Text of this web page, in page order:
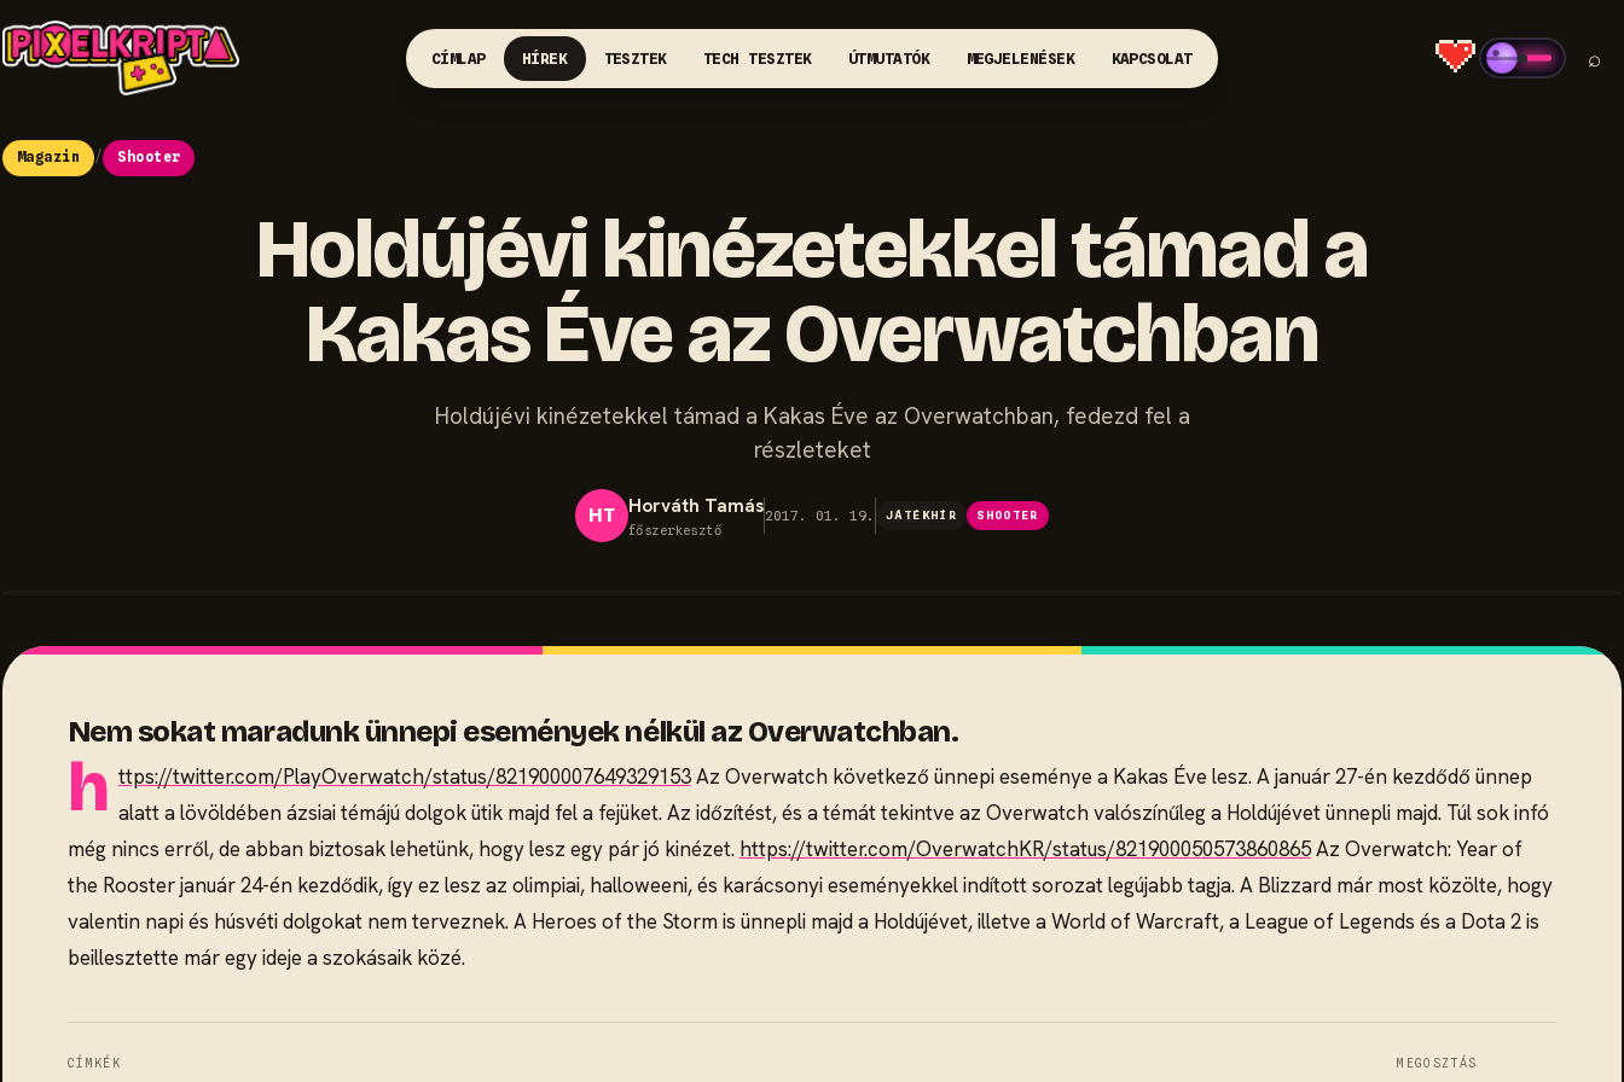
CÍMLAP HÍREK TESZTEK TECH TESZTEK ÚTMUTATÓK MEGJELENÉSEK KAPCSOLAT ⌕
Magazin / Shooter
Holdújévi kinézetekkel támad a
Kakas Éve az Overwatchban
Holdújévi kinézetekkel támad a Kakas Éve az Overwatchban, fedezd fel a
részleteket
HT Horváth Tamás
főszerkesztő
2017. 01. 19. JÁTÉKHÍR SHOOTER
Nem sokat maradunk ünnepi események nélkül az Overwatchban.
h ttps://twitter.com/PlayOverwatch/status/821900007649329153Az Overwatch következő ünnepi eseménye a Kakas Éve lesz. A január 27-én kezdődő ünnep
alatt a lövöldében ázsiai témájú dolgok ütik majd fel a fejüket. Az időzítést, és a témát tekintve az Overwatch valószínűleg a Holdújévet ünnepli majd. Túl sok infó
még nincs erről, de abban biztosak lehetünk, hogy lesz egy pár jó kinézet. https://twitter.com/OverwatchKR/status/821900050573860865Az Overwatch: Year of
the Rooster január 24-én kezdődik, így ez lesz az olimpiai, halloweeni, és karácsonyi eseményekkel indított sorozat legújabb tagja. A Blizzard már most közölte, hogy
valentin napi és húsvéti dolgokat nem terveznek. A Heroes of the Storm is ünnepli majd a Holdújévet, illetve a World of Warcraft, a League of Legends és a Dota 2 is
beillesztette már egy ideje a szokásaik közé.
CÍMKÉK MEGOSZTÁS